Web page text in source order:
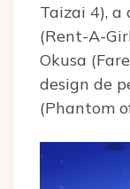
Taizai 4), a
(Rent-A-
Okusa
design de
(Phantom